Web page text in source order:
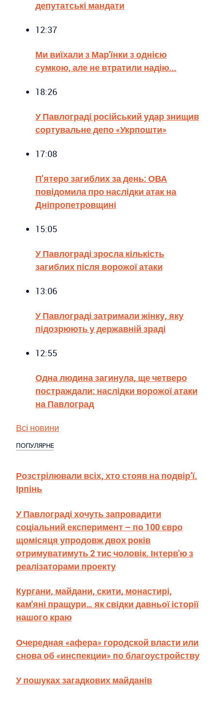
депутатські мандати
12:37
Ми виїхали з Мар'їнки з однією
сумкою, але не втратили надію...
18:26
У Павлограді російський удар знищив
сортувальне депо «Укрпошти»
17:08
П’ятеро загиблих за день: ОВА
повідомила про наслідки атак на
Дніпропетровщині
15:05
У Павлограді зросла кількість
загиблих після ворожої атаки
13:06
У Павлограді затримали жінку, яку
підозрюють у державній зраді
12:55
Одна людина загинула, ще четверо
постраждали: наслідки ворожої атаки
на Павлоград
Всі новини
ПОПУЛЯРНЕ
Розстрілювали всіх, хто стояв на подвір’ї.
Ірпінь
У Павлограді хочуть запровадити
соціальний експеримент – по 100 євро
щомісяця упродовж двох років
отримуватимуть 2 тис чоловік. Інтерв'ю з
реалізаторами проекту
Кургани, майдани, скити, монастирі,
кам'яні пращури… як свідки давньої історії
нашого краю
Очередная «афера» городской власти или
снова об «инспекции» по благоустройству
У пошуках загадкових майданів